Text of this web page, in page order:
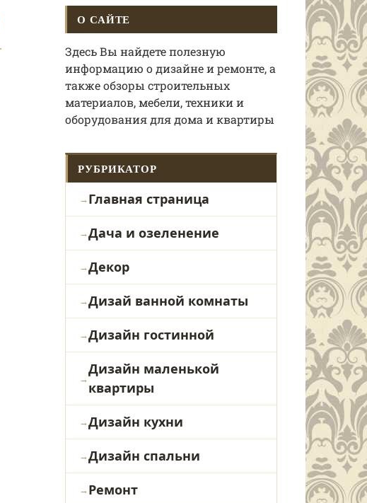
О САЙТЕ
Здесь Вы найдете полезную
информацию о дизайне и ремонте, а
также обзоры строительных
материалов, мебели, техники и
оборудования для дома и квартиры
РУБРИКАТОР
Главная страница
Дача и озеленение
Декор
Дизай ванной комнаты
Дизайн гостинной
Дизайн маленькой
квартиры
Дизайн кухни
Дизайн спальни
Ремонт